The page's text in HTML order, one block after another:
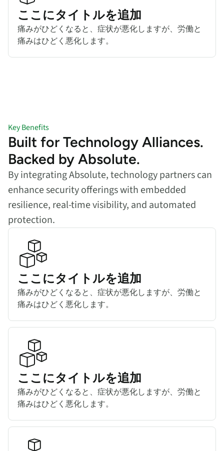
ここにタイトルを追加
痛みがひどくなると、症状が悪化しますが、労働と
痛みはひどく悪化します。
Built for Technology Alliances.
Backed by Absolute.
Key Benefits
By integrating Absolute, technology partners can
enhance security offerings with embedded
resilience, real-time visibility, and automated
protection.
ここにタイトルを追加
痛みがひどくなると、症状が悪化しますが、労働と
痛みはひどく悪化します。
ここにタイトルを追加
痛みがひどくなると、症状が悪化しますが、労働と
痛みはひどく悪化します。